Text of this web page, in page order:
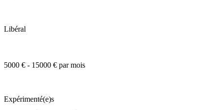
Libéral
5000 € - 15000 € par mois
Expérimenté(e)s